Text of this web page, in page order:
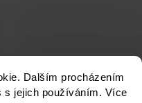
Dalším procházením
s jejich používáním. Více